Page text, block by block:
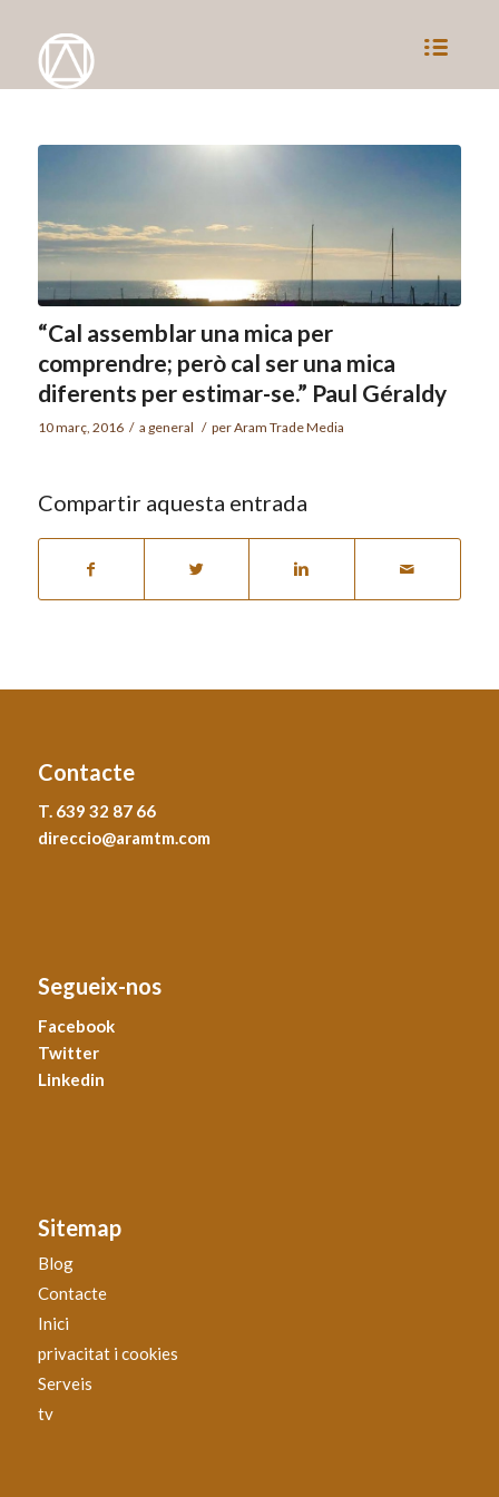
“Cal assemblar una mica per
comprendre; però cal ser una mica
diferents per estimar-se.” Paul Géraldy
10 març, 2016 / a general / perAram Trade Media
Compartir aquesta entrada
Contacte
T. 639 32 87 66
direccio@aramtm.com
Segueix-nos
Facebook
Twitter
Linkedin
Sitemap
Blog
Contacte
Inici
privacitat i cookies
Serveis
tv